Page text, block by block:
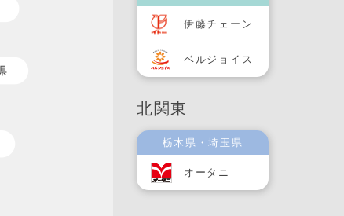
伊藤チェーン
ベルジョイス
北関東
栃木県・埼玉県
オータニ